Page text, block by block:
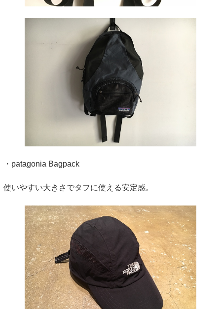
・patagonia Bagpack
使いやすい大きさでタフに使える安定感。